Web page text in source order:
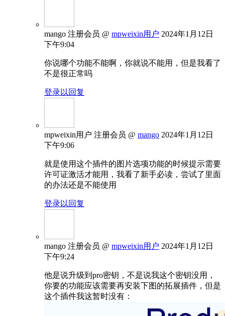
mango 注册会员 @ mpweixin用户 2024年1月12日
下午9:04
你说哪个功能不能啊，你就说不能用，但是我看了
不是很正常吗
登录以回复
mpweixin用户 注册会员 @ mango 2024年1月12日
下午9:06
就是使用这个插件的图片选项功能的时候提示需要
许可证激活才能用，我看了新手必读，尝试了里面
的办法还是不能使用
登录以回复
mango 注册会员 @ mpweixin用户 2024年1月12日
下午9:24
他是说升级到pro密钥，不是说我这个密钥没用，
你要的功能应该需要再安装下图的拓展插件，但是
这个插件我这暂时没有：